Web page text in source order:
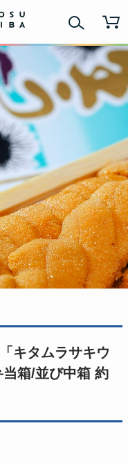
キタムラサキウ
箱/並び中箱 約